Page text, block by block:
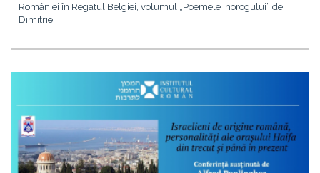
României în Regatul Belgiei, volumul „Poemele Inorogului” de
Dimitrie